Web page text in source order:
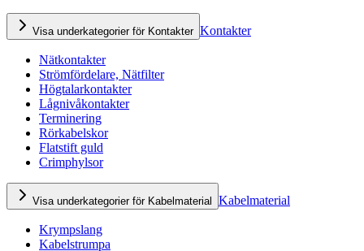
Visa underkategorier för Kontakter Kontakter
Nätkontakter
Strömfördelare, Nätfilter
Högtalarkontakter
Lågnivåkontakter
Terminering
Rörkabelskor
Flatstift guld
Crimphylsor
Visa underkategorier för Kabelmaterial Kabelmaterial
Krympslang
Kabelstrumpa